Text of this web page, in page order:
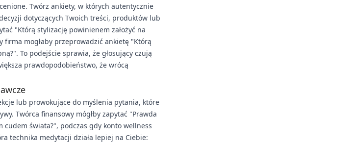
Twórz ankiety, w których autentycznie
dotyczących Twoich treści, produktów lub
"Którą stylizację powinienem założyć na
firma mogłaby przeprowadzić ankietę "Którą
To podejście sprawia, że głosujący czują
prawdopodobieństwo, że wrócą
lub prowokujące do myślenia pytania, które
Twórca finansowy mógłby zapytać "Prawda
cudem świata?", podczas gdy konto wellness
technika medytacji działa lepiej na Ciebie: